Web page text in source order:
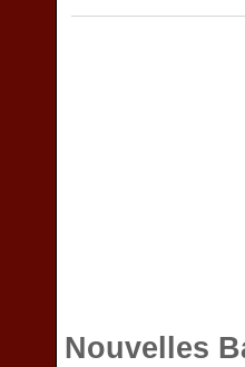
Nouvelles